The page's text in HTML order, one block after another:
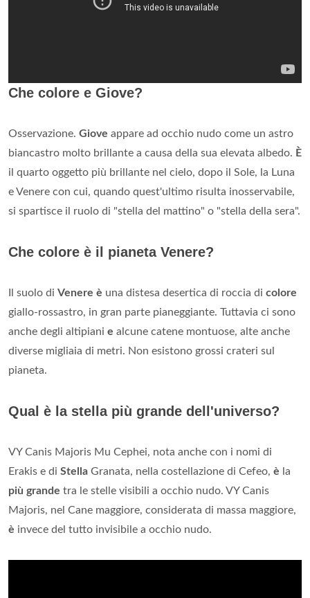
Che colore e Giove?
Osservazione. Giove appare ad occhio nudo come un astro
biancastro molto brillante a causa della sua elevata albedo. È
il quarto oggetto più brillante nel cielo, dopo il Sole, la Luna
e Venere con cui, quando quest'ultimo risulta inosservabile,
si spartisce il ruolo di "stella del mattino" o "stella della sera".
Che colore è il pianeta Venere?
Il suolo di Venere è una distesa desertica di roccia di colore
giallo-rossastro, in gran parte pianeggiante. Tuttavia ci sono
anche degli altipiani e alcune catene montuose, alte anche
diverse migliaia di metri. Non esistono grossi crateri sul
pianeta.
Qual è la stella più grande dell'universo?
VY Canis Majoris Mu Cephei, nota anche con i nomi di
Erakis e di Stella Granata, nella costellazione di Cefeo, è la
più grande tra le stelle visibili a occhio nudo. VY Canis
Majoris, nel Cane maggiore, considerata di massa maggiore,
è invece del tutto invisibile a occhio nudo.